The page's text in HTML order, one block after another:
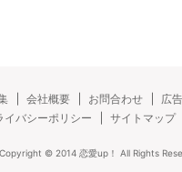
会社概要 お問合わせ
広
イバシーポリシー サイトマップ
Copyright © 2014 恋愛up！ All Rights